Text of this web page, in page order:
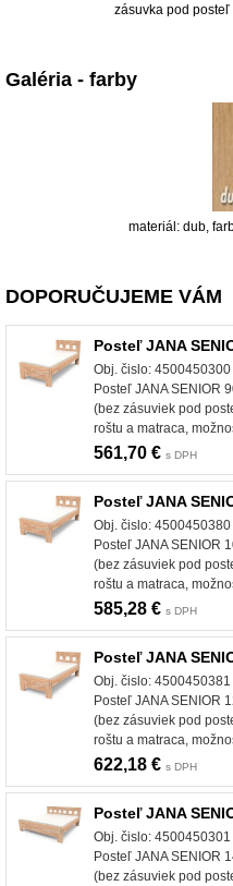
zásuvka pod
Galéria - farby
materiál: dub,
DOPORUČUJEME VÁM
Posteľ JANA
Obj. čislo: 4500450300
Posteľ JANA SENIOR
(bez zásuviek pod
roštu a matraca,
561,70 € s DPH
Posteľ JANA
Obj. čislo: 4500450380
Posteľ JANA SENIOR
(bez zásuviek pod
roštu a matraca,
585,28 € s DPH
Posteľ JANA
Obj. čislo: 4500450381
Posteľ JANA SENIOR
(bez zásuviek pod
roštu a matraca,
622,18 € s DPH
Posteľ JANA
Obj. čislo: 4500450301
Posteľ JANA SENIOR
(bez zásuviek pod